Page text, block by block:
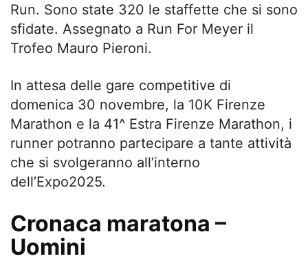
Run. Sono state 320 le staffette che si sono
sfidate. Assegnato a Run For Meyer il
Trofeo Mauro Pieroni.
In attesa delle gare competitive di
domenica 30 novembre, la 10K Firenze
Marathon e la 41^ Estra Firenze Marathon, i
runner potranno partecipare a tante attività
che si svolgeranno all’interno
dell’Expo2025.
Cronaca maratona –
Uomini